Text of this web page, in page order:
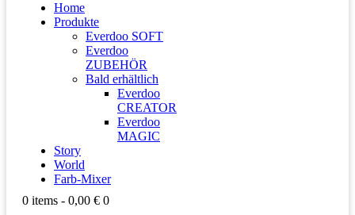
Home
Produkte
Everdoo SOFT
Everdoo
ZUBEHÖR
Bald erhältlich
Everdoo
CREATOR
Everdoo
MAGIC
Story
World
Farb-Mixer
0 items - 0,00 € 0